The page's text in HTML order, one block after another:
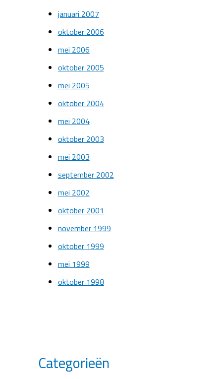
januari 2007
oktober 2006
mei 2006
oktober 2005
mei 2005
oktober 2004
mei 2004
oktober 2003
mei 2003
september 2002
mei 2002
oktober 2001
november 1999
oktober 1999
mei 1999
oktober 1998
Categorieën